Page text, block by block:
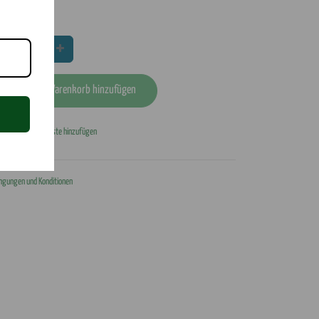
In den Warenkorb hinzufügen
Zur Wunschliste hinzufügen
und Konditionen